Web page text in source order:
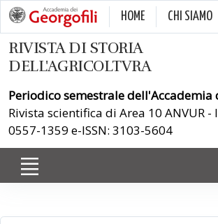
HOME CHI SIAMO
RIVISTA DI STORIA
DELL'AGRICOLTVRA
Periodico semestrale dell'Accademia
Rivista scientifica di Area 10 ANVUR -
0557-1359 e-ISSN: 3103-5604